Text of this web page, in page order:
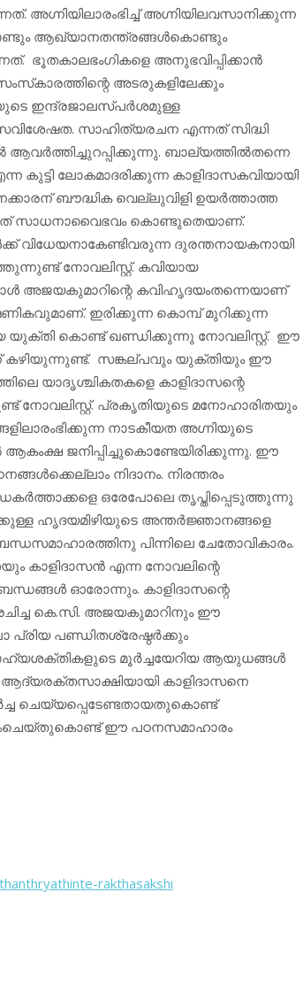
അഗ്നിയിലാരംഭിച്ച് അഗ്നിയിലവസാനിക്കുന്ന
ആഖ്യാനതന്ത്രങ്ങള്‍കൊണ്ടും
ഭൂതകാലഭംഗികളെ അനുഭവിപ്പിക്കാന്‍
അടരുകളിലേക്കും
ഇന്ദ്രജാലസ്പര്‍ശമുള്ള
സാഹിത്യരചന എന്നത് സിദ്ധി
ബാല്യത്തില്‍തന്നെ
കുട്ടി ലോകമാദരിക്കുന്ന കാളിദാസകവിയായി
ബൗദ്ധിക വെല്ലുവിളി ഉയര്‍ത്താത്ത
സാധനാവൈഭവം കൊണ്ടുതെയാണ്.
വിധേയനാകേണ്ടിവരുന്ന ദുരന്തനായകനായി
നോവലിസ്റ്റ്. കവിയായ
അജയകുമാറിന്റെ കവിഹൃദയംതന്നെയാണ്
ഇരിക്കുന്ന കൊമ്പ് മുറിക്കുന്ന
യുക്തി കൊണ്ട് ഖണ്ഡിക്കുന്നു നോവലിസ്റ്റ്. ഈ
കഴിയുന്നുണ്ട്. സങ്കല്പവും യുക്തിയും ഈ
യാദൃശ്ചികതകളെ കാളിദാസന്റെ
നോവലിസ്റ്റ്. പ്രകൃതിയുടെ മനോഹാരിതയും
നാടകീയത അഗ്നിയുടെ
ജനിപ്പിച്ചുകൊണ്ടേയിരിക്കുന്നു. ഈ
നിദാനം. നിരന്തരം
ഒരേപോലെ തൃപ്തിപ്പെടുത്തുന്നു
ഹൃദയമിഴിയുടെ അന്തര്‍ജ്ഞാനങ്ങളെ
പിന്നിലെ ചേതോവികാരം.
കാളിദാസന്‍ എന്ന നോവലിന്റെ
ഓരോന്നും. കാളിദാസന്റെ
കെ.സി. അജയകുമാറിനും ഈ
പണ്ഡിതശ്രേഷ്ഠര്‍ക്കും
മൂര്‍ച്ചയേറിയ ആയുധങ്ങള്‍
കാളിദാസനെ
ചെയ്യപ്പെടേണ്ടതായതുകൊണ്ട്
ഈ പഠനസമാഹാരം
rakthasakshi